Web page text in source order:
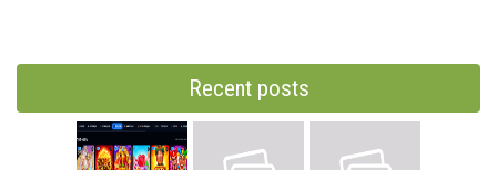
Recent posts